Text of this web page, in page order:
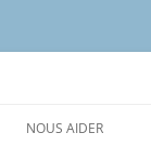
NOUS AIDER